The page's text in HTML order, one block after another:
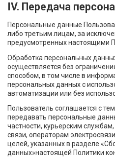
IV. Передача
Персональные данные
либо третьим лицам, за
предусмотренных настоящими
Обработка персональных
осуществляется без
способом, в том числе в
персональных данных с
автоматизации или без
Пользователь соглашается с
передавать персональные
частности, курьерским
связи, операторам
целей, указанных в разделе
данных»настоящей Политики